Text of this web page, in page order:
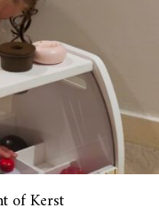
of Kerst